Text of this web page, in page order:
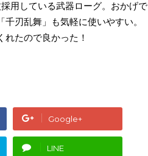
用している武器ローグ。おかげで
刃乱舞」も気軽に使いやすい。
たので良かった！
Google+
LINE